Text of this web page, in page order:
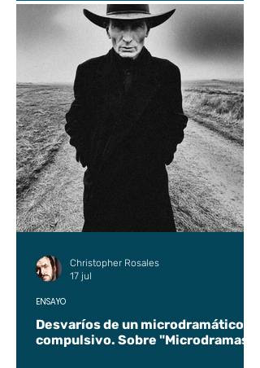
Desvaríos de un microdramático
compulsivo. Sobre "Microdramas".
ENSAYO
Christopher Rosales
17 jul